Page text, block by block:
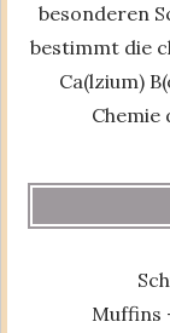
besonderen
bestimmt die
Ca(lzium)
Chemie
Muffins